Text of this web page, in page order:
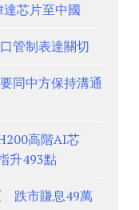
芯片至中國
管制表達關切
同中方保持溝通
高階AI芯
升493點
跌市賺息49萬